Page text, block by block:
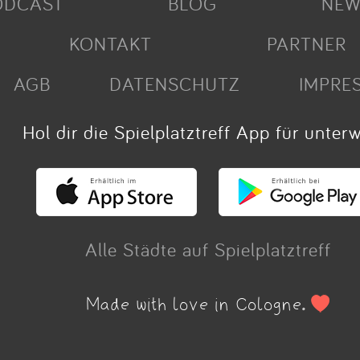
KONTAKT
PARTNER
AGB
DATENSCHUTZ
Hol dir die Spielplatztreff App für
Alle Städte auf Spielplatztreff
Made with love in Cologne.